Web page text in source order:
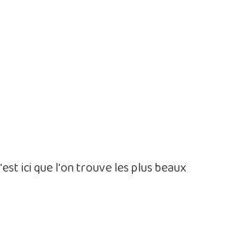
ici que l'on trouve les plus beaux